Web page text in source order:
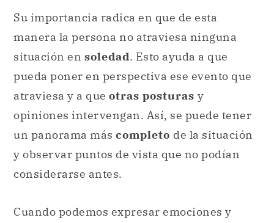
Su importancia radica en que de esta
manera la persona no atraviesa ninguna
situación en soledad. Esto ayuda a que
pueda poner en perspectiva ese evento que
atraviesa y a que otras posturas y
opiniones intervengan. Así, se puede tener
un panorama más completo de la situación
y observar puntos de vista que no podían
considerarse antes.
Cuando podemos expresar emociones y